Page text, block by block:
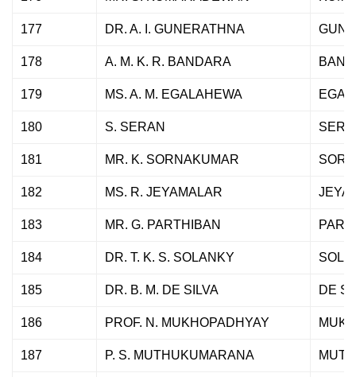
177 DR. A. I. GUNERATHNA
178 A. M. K. R. BANDARA
179 MS. A. M. EGALAHEWA
180 S. SERAN
181 MR. K. SORNAKUMAR
182 MS. R. JEYAMALAR
183 MR. G. PARTHIBAN
184 DR. T. K. S. SOLANKY
185 DR. B. M. DE SILVA DE
186 PROF. N. MUKHOPADHYAY
187 P. S. MUTHUKUMARANA